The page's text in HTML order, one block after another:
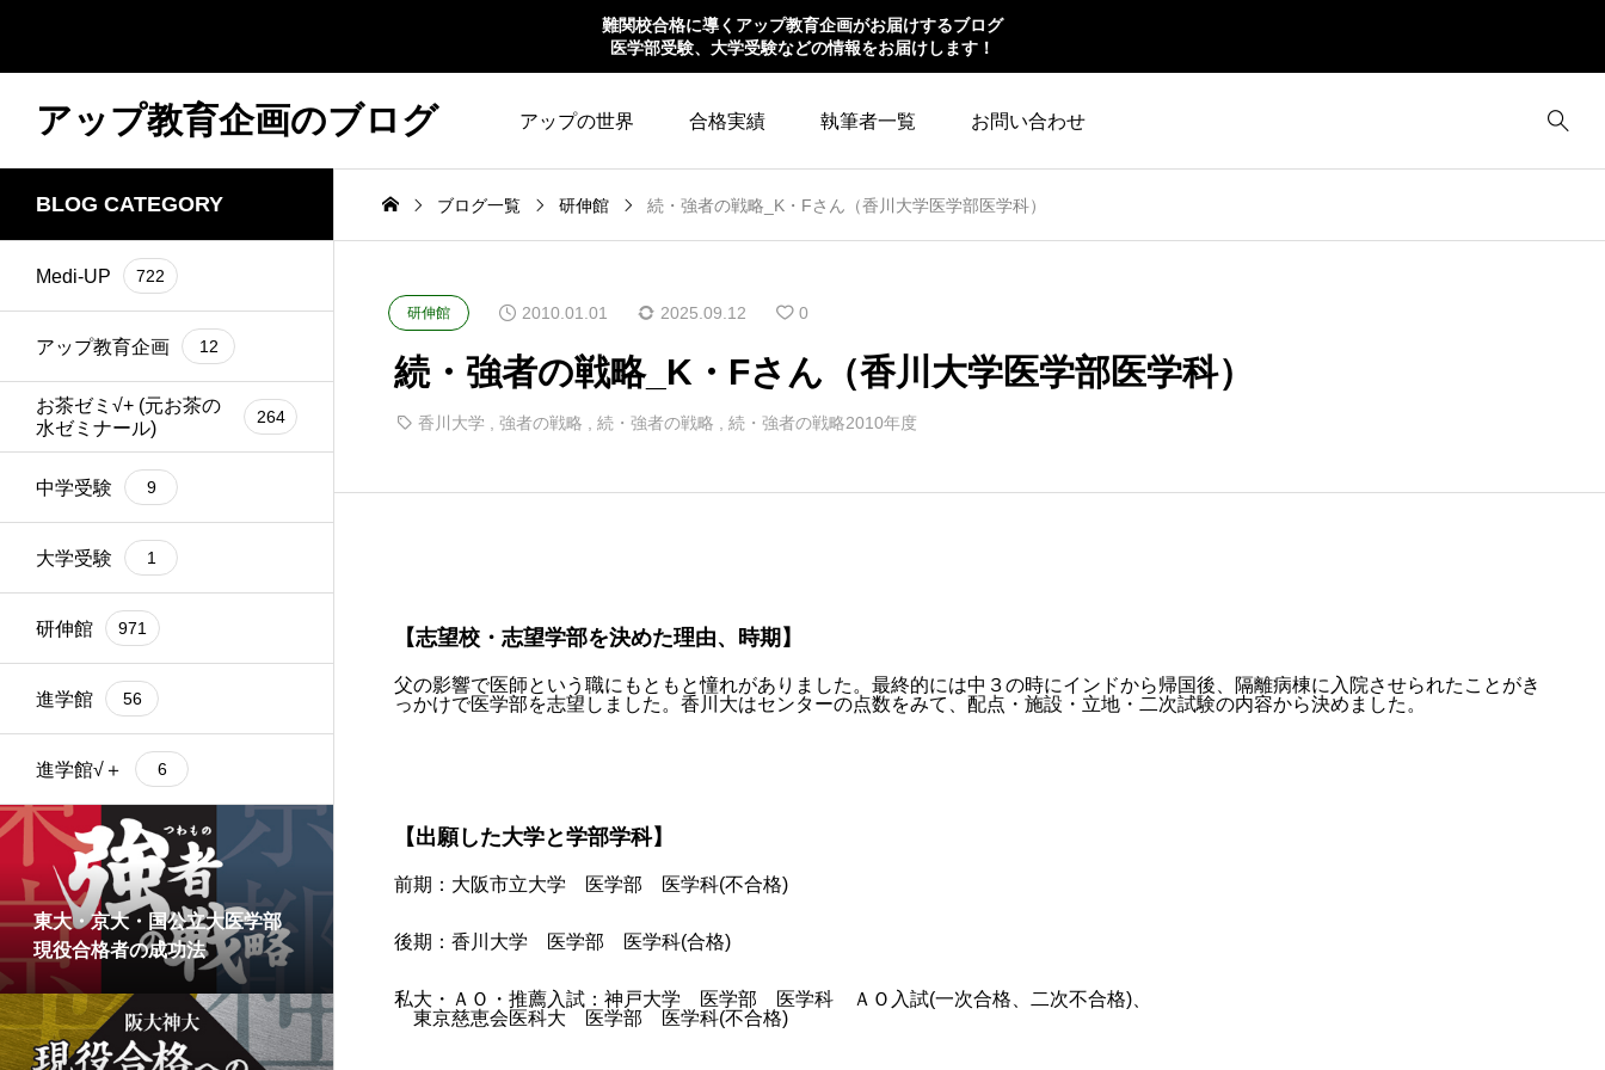
難関校合格に導くアップ教育企画がお届けするブログ
医学部受験、大学受験などの情報をお届けします！
アップ教育企画のブログ アップの世界 合格実績 執筆者一覧 お問い合わせ
BLOG CATEGORY
Medi-UP 722
アップ教育企画 12
お茶ゼミ√+ (元お茶の
水ゼミナール)
264
中学受験 9
大学受験 1
研伸館 971
進学館 56
進学館√＋ 6
東大・京大・国公立大医学部
現役合格者の成功法
ブログ一覧 研伸館 続・強者の戦略_K・Fさん（香川大学医学部医学科）
研伸館 2010.01.01 2025.09.12 0
続・強者の戦略_K・Fさん（香川大学医学部医学科）
香川大学 強者の戦略 続・強者の戦略 続・強者の戦略2010年度
【志望校・志望学部を決めた理由、時期】
父の影響で医師という職にもともと憧れがありました。最終的には中３の時にインドから帰国後、隔離病棟に入院させられたことがき
っかけで医学部を志望しました。香川大はセンターの点数をみて、配点・施設・立地・二次試験の内容から決めました。
【出願した大学と学部学科】
前期：大阪市立大学 医学部 医学科(不合格)
後期：香川大学 医学部 医学科(合格)
私大・ＡＯ・推薦入試：神戸大学 医学部 医学科 ＡＯ入試(一次合格、二次不合格)、
東京慈恵会医科大 医学部 医学科(不合格)